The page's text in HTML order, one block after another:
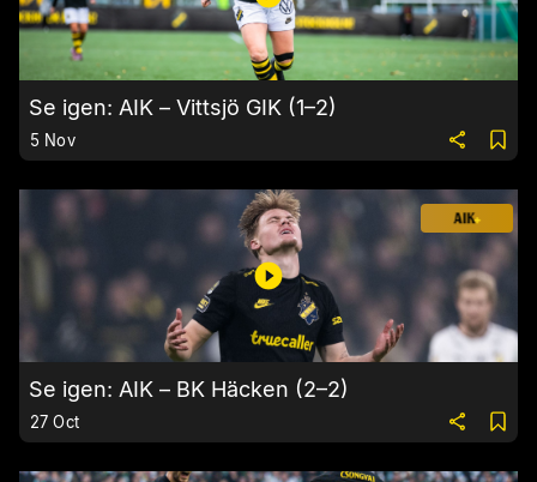
Se igen: AIK – Vittsjö GIK (1–2)
5 Nov
Se igen: AIK – BK Häcken (2–2)
27 Oct